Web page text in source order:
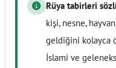
Rüya tabirleri
kişi, nesne,
geldiğini kolayca
İslami ve